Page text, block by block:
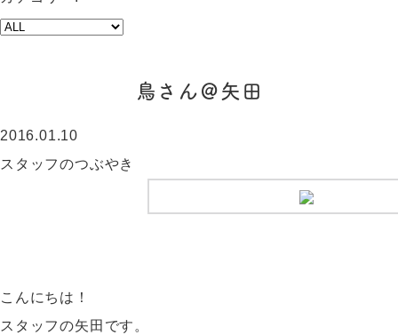
鳥さん＠矢田
2016.01.10
スタッフのつぶやき
こんにちは！
スタッフの矢田です。